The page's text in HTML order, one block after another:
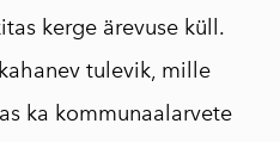
kerge ärevuse küll.
tulevik, mille
ka kommunaalarvete